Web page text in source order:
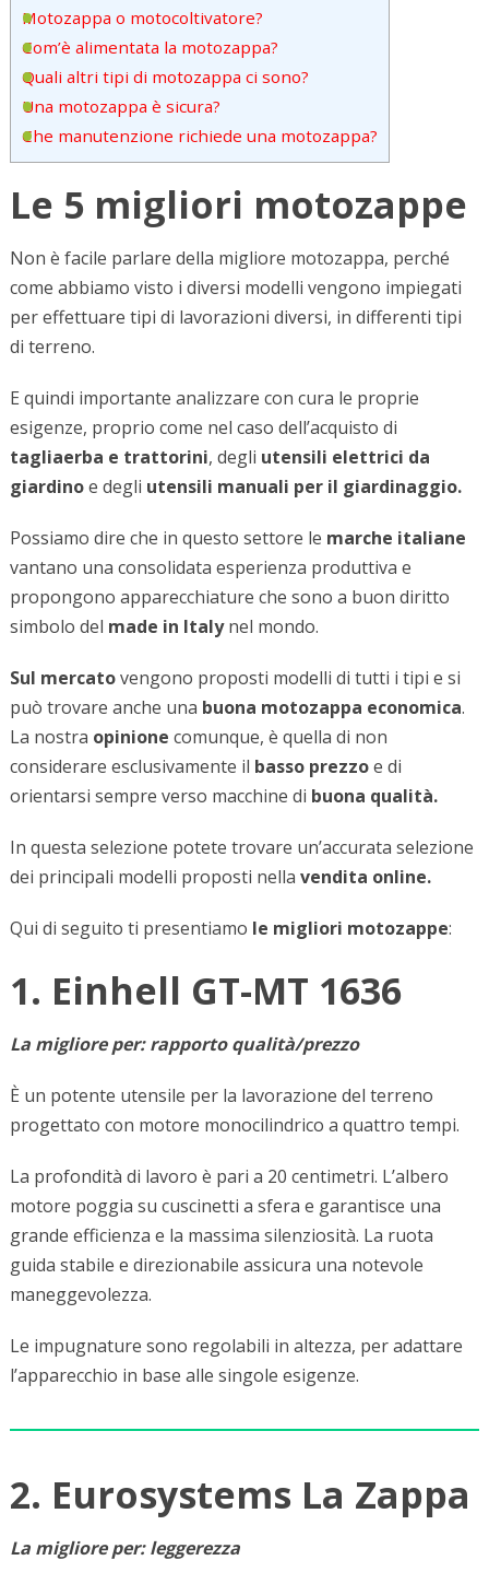
Motozappa o motocoltivatore?
Com’è alimentata la motozappa?
Quali altri tipi di motozappa ci sono?
Una motozappa è sicura?
Che manutenzione richiede una motozappa?
Le 5 migliori motozappe
Non è facile parlare della migliore motozappa, perché
come abbiamo visto i diversi modelli vengono impiegati
per effettuare tipi di lavorazioni diversi, in differenti tipi
di terreno.
E quindi importante analizzare con cura le proprie
esigenze, proprio come nel caso dell’acquisto di
tagliaerba e trattorini, degli utensili elettrici da
giardinoe degli utensili manuali per il giardinaggio.
Possiamo dire che in questo settore le marche italiane
vantano una consolidata esperienza produttiva e
propongono apparecchiature che sono a buon diritto
simbolo del made in Italynel mondo.
Sul mercatovengono proposti modelli di tutti i tipi e si
può trovare anche una buona motozappa economica.
La nostra opinione comunque, è quella di non
considerare esclusivamente il basso prezzoe di
orientarsi sempre verso macchine di buona qualità.
In questa selezione potete trovare un’accurata selezione
dei principali modelli proposti nella vendita online.
Qui di seguito ti presentiamo le migliori motozappe:
1. Einhell GT-MT 1636
La migliore per: rapporto qualità/prezzo
È un potente utensile per la lavorazione del terreno
progettato con motore monocilindrico a quattro tempi.
La profondità di lavoro è pari a 20 centimetri. L’albero
motore poggia su cuscinetti a sfera e garantisce una
grande efficienza e la massima silenziosità. La ruota
guida stabile e direzionabile assicura una notevole
maneggevolezza.
Le impugnature sono regolabili in altezza, per adattare
l’apparecchio in base alle singole esigenze.
2. Eurosystems La Zappa
La migliore per: leggerezza